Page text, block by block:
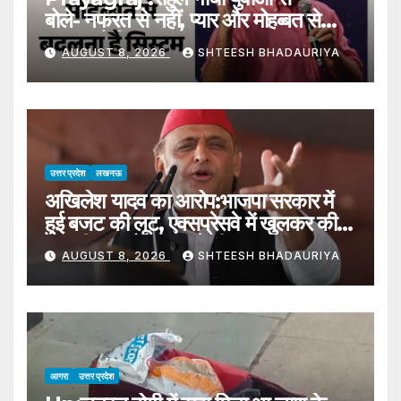
बोले- नफरत से नहीं, प्यार और मोहब्बत से
बदलना है सिस्टम – Rahul Gandhi
Tells The Youth—the System
Must Be Changed Through
Love And Affection, Not
AUGUST 8, 2026 SHTEESH BHADAURIYA
उत्तर प्रदेश लखनऊ
अखिलेश यादव का आरोप:भाजपा सरकार में
हुई बजट की लूट, एक्सप्रेसवे में खुलकर की
जा रही मानकों की अनदेखी – Akhilesh
Alleges Budget Plunder
Under Bjp Government,
Expressway Standards
Blatantly Ignored
AUGUST 8, 2026 SHTEESH BHADAURIYA
आगरा उत्तर प्रदेश